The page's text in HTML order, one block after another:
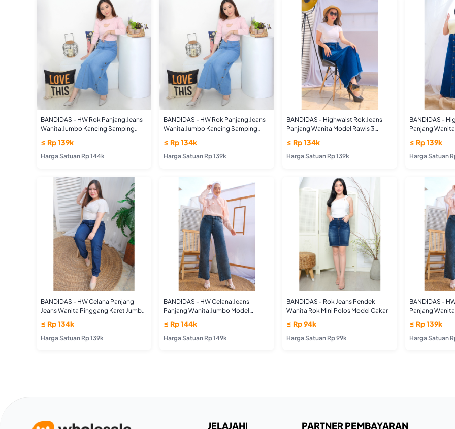
BANDIDAS - HW Rok Panjang Jeans
Wanita Jumbo Kancing Samping
Bawah Jumbo Size
≤ Rp 139k
Harga Satuan Rp 144k
BANDIDAS - HW Rok Panjang Jeans
Wanita Jumbo Kancing Samping
Bawah
≤ Rp 134k
Harga Satuan Rp 139k
BANDIDAS - Highwaist Rok Jeans
Panjang Wanita Model Rawis 3
Warna
≤ Rp 134k
Harga Satuan Rp 139k
BANDIDAS -
Panjang
Jumbo Size
≤ Rp 139k
Harga Satuan
BANDIDAS - HW Celana Panjang
Jeans Wanita Pinggang Karet Jumbo
Size
≤ Rp 134k
Harga Satuan Rp 139k
BANDIDAS - HW Celana Jeans
Panjang Wanita Jumbo Model
Boyfriend Jumbo Size
≤ Rp 144k
Harga Satuan Rp 149k
BANDIDAS - Rok Jeans Pendek
Wanita Rok Mini Polos Model Cakar
≤ Rp 94k
Harga Satuan Rp 99k
BANDIDAS -
Panjang
Boyfriend
≤ Rp 139k
Harga Satuan
JELAJAHI PARTNER PEMBAYARAN